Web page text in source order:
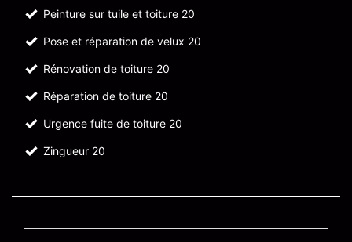
Peinture sur tuile et toiture 20
Pose et réparation de velux 20
Rénovation de toiture 20
Réparation de toiture 20
Urgence fuite de toiture 20
Zingueur 20